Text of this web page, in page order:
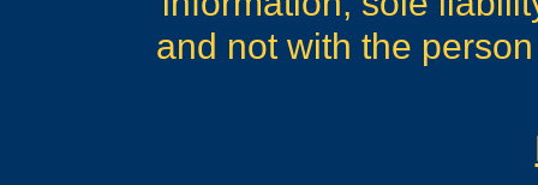
and not with the